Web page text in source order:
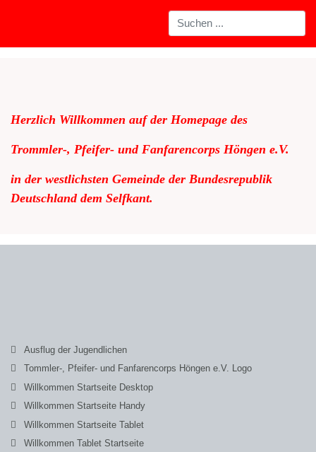
Herzlich Willkommen auf der Homepage des
Trommler-, Pfeifer- und Fanfarencorps Höngen e.V.
in der westlichsten Gemeinde der Bundesrepublik
Deutschland dem Selfkant.
Ausflug der Jugendlichen
Tommler-, Pfeifer- und Fanfarencorps Höngen e.V. Logo
Willkommen Startseite Desktop
Willkommen Startseite Handy
Willkommen Startseite Tablet
Willkommen Tablet Startseite